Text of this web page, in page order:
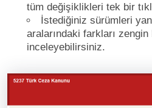
tüm değişiklikleri tek bir
İstediğiniz sürümleri
aralarındaki farkları
inceleyebilirsiniz.